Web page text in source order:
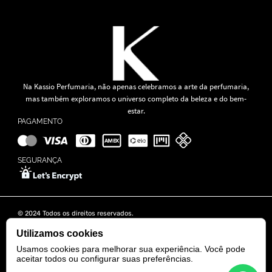
Na Kassio Perfumaria, não apenas celebramos a arte da perfumaria,
mas também exploramos o universo completo da beleza e do bem-
estar.
PAGAMENTO
SEGURANÇA
© 2024 Todos os direitos reservados.
Rua Tapajós n° 481- Edifício B&B Business - 7° Andar - Vila Brasília -
Utilizamos cookies
Usamos cookies para melhorar sua experiência. Você pode
aceitar todos ou configurar suas preferências.